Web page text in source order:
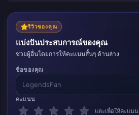
รีวิวของคุณ
แบ่งปันประสบการณ์ของคุณ
ช่วยผู้อื่นโดยการให้คะแนนสั้นๆ ด้านล่าง
ชื่อของคุณ
คะแนน
แตะเพื่อให้คะแนน